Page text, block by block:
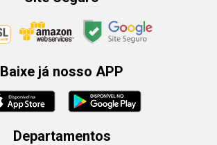
Baixe já nosso APP
Departamentos